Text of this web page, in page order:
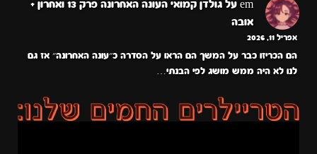
em על
גולדן קמואי העונה האחרונה פרק 13 ואחרון +
אובה
אפריל 11, 2026
הם הכריזו כבר על המשך הם הראו על הסדרה כ״עונה האחרונה״ אז גם
לנו לא היה ממש מושג לפי הבנתי…